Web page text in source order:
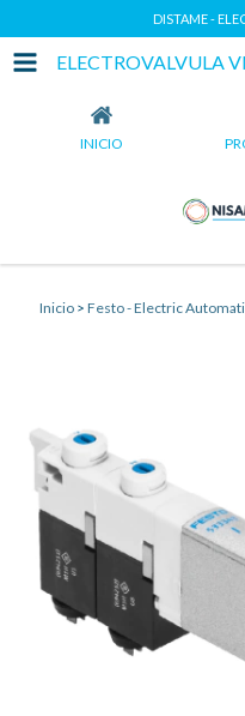
DISTAME -
ELECTROVALVULA
INICIO
Inicio > Festo - Electric